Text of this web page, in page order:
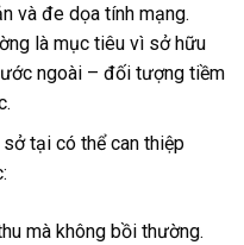
và đe dọa tính mạng.
là mục tiêu vì sở hữu
ngoài – đối tượng tiềm
tại có thể can thiệp
mà không bồi thường.